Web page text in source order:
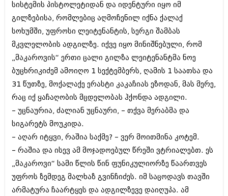
სისტემის პისტოლეტიდან და იდენტური იყო იმ
გილზებისა, რომლებიც აღმოჩენილ იქნა ქალაქ
სოხუმში, უფროსი ლეიტენანტის, სერგი შამბას
მკვლელობის ადგილზე. იქვე იყო მინიშნებული, რომ
„მაკაროვის“ ერთი ცალი გილზა ლეიტენანტმა ნოე
ბუცხრიკიძემ ამოიღო 1 სექტემბერს, ღამის 1 საათსა და
31 წუთზე, მოქალაქე ერასტი კაკაჩიას ეზოდან, მას მერე,
რაც იქ ყაჩაღობის მცდელობას ჰქონდა ადგილი.
– უცნაურია, ძალიან უცნაური, – თქვა მერაბმა და
სიგარეტს მოუკიდა.
– აღარ იტყვი, რაშია საქმე? – ვერ მოითმინა კოტემ.
– რაშია და ისევ ამ მოჯადოებულ წრეში ვტრიალებთ. ეს
„მაკაროვი“ სამი წლის წინ ფუნიკულიორზე წაართვეს
უფროს ზემდეგ მალხაზ გვინჩიძეს. იმ საცოდავს თავში
არმატურა ჩაარტყეს და ადგილზევე დაიღუპა. ამ